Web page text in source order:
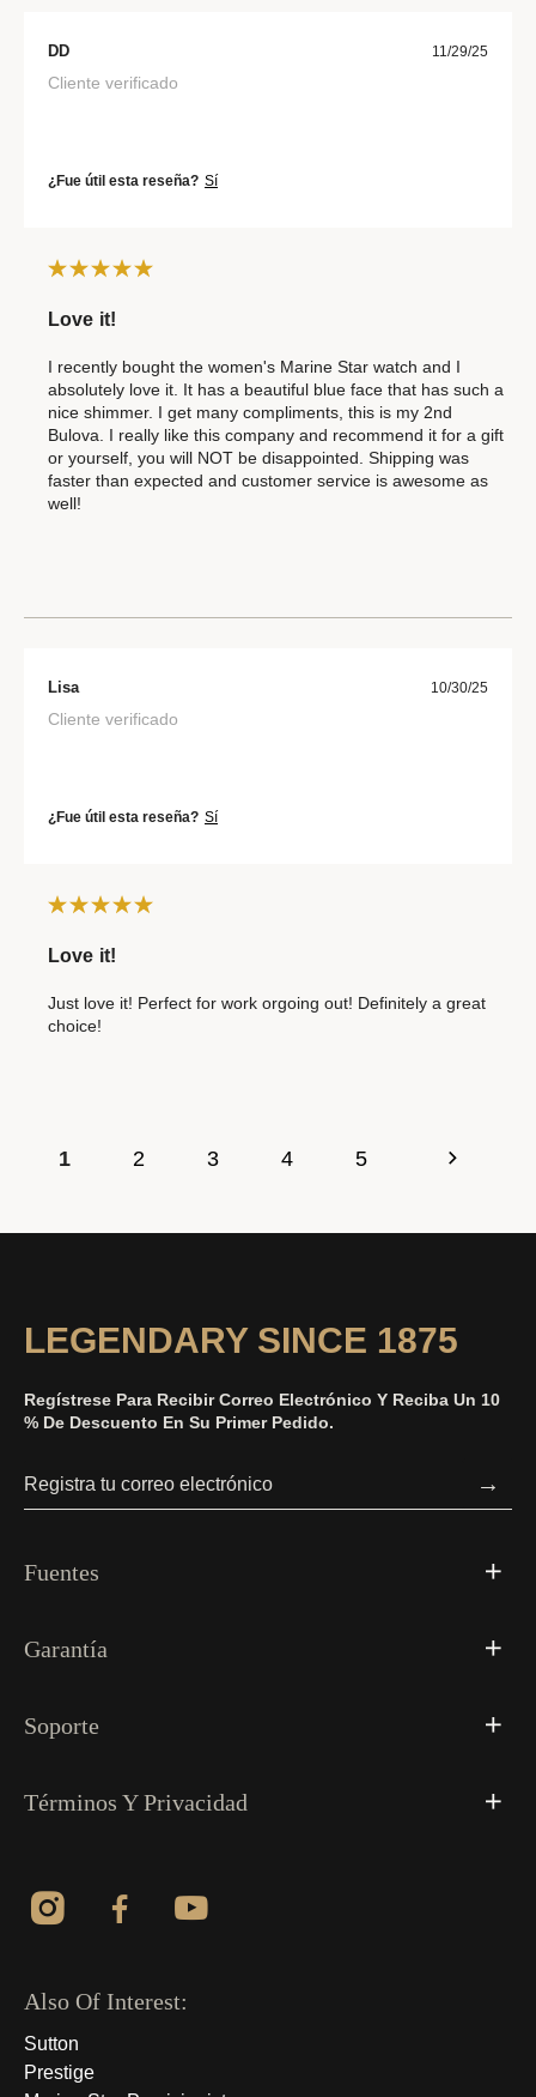
DD 11/29/25
Cliente verificado
¿Fue útil esta reseña? Sí
Love it!
I recently bought the women's Marine Star watch and I
absolutely love it. It has a beautiful blue face that has such a
nice shimmer. I get many compliments, this is my 2nd
Bulova. I really like this company and recommend it for a gift
or yourself, you will NOT be disappointed. Shipping was
faster than expected and customer service is awesome as
well!
Lisa 10/30/25
Cliente verificado
¿Fue útil esta reseña? Sí
Love it!
Just love it! Perfect for work orgoing out! Definitely a great
choice!
1 2 3 4 5
LEGENDARY SINCE 1875
Regístrese Para Recibir Correo Electrónico Y Reciba Un 10
% De Descuento En Su Primer Pedido.
→
Fuentes
Garantía
Soporte
Términos Y Privacidad
Also Of Interest:
Sutton
Prestige